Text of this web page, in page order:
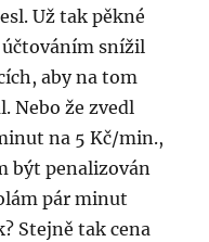
Už tak pěkné
snížil
aby na tom
Nebo že zvedl
na 5 Kč/min.,
být penalizován
pár minut
Stejně tak cena